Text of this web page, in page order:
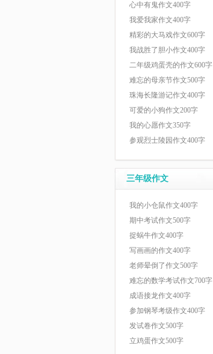
心中有鬼作文400字
我爱我家作文400字
精彩的大马戏作文600字
我战胜了胆小作文400字
二年级鸡蛋壳的作文600字
难忘的母亲节作文500字
珠海长隆游记作文400字
可爱的小狗作文200字
我的心愿作文350字
参观烈士陵园作文400字
三年级作文
我的小仓鼠作文400字
期中考试作文500字
捉蜗牛作文400字
写画画的作文400字
老师晕倒了作文500字
难忘的数学考试作文700字
成语接龙作文400字
参加钢琴考级作文400字
发试卷作文500字
立鸡蛋作文500字